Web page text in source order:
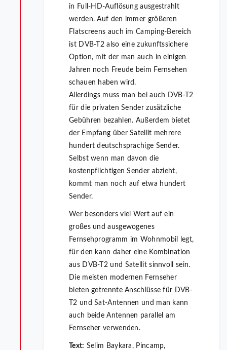
in Full-HD-Auflösung ausgestrahlt
werden. Auf den immer größeren
Flatscreens auch im Camping-Bereich
ist DVB-T2 also eine zukunftssichere
Option, mit der man auch in einigen
Jahren noch Freude beim Fernsehen
schauen haben wird.
Allerdings muss man bei auch DVB-T2
für die privaten Sender zusätzliche
Gebühren bezahlen. Außerdem bietet
der Empfang über Satellit mehrere
hundert deutschsprachige Sender.
Selbst wenn man davon die
kostenpflichtigen Sender abzieht,
kommt man noch auf etwa hundert
Sender.
Wer besonders viel Wert auf ein
großes und ausgewogenes
Fernsehprogramm im Wohnmobil legt,
für den kann daher eine Kombination
aus DVB-T2 und Satellit sinnvoll sein.
Die meisten modernen Fernseher
bieten getrennte Anschlüsse für DVB-
T2 und Sat-Antennen und man kann
auch beide Antennen parallel am
Fernseher verwenden.
Text: Selim Baykara, Pincamp,